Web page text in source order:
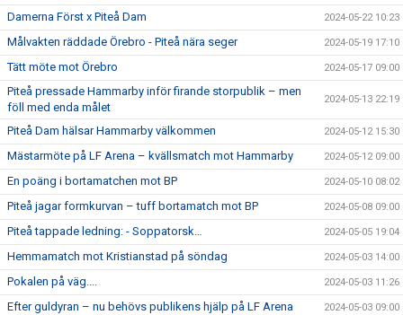
Damerna Först x Piteå Dam 2024-05-22 10:23
Målvakten räddade Örebro - Piteå nära seger 2024-05-19 17:10
Tätt möte mot Örebro 2024-05-17 09:00
Piteå pressade Hammarby inför firande storpublik – men
föll med enda målet
2024-05-13 22:19
Piteå Dam hälsar Hammarby välkommen 2024-05-12 15:30
Mästarmöte på LF Arena – kvällsmatch mot Hammarby 2024-05-12 09:00
En poäng i bortamatchen mot BP 2024-05-10 08:02
Piteå jagar formkurvan – tuff bortamatch mot BP 2024-05-08 09:00
Piteå tappade ledning: - Soppatorsk… 2024-05-05 19:04
Hemmamatch mot Kristianstad på söndag 2024-05-03 14:00
Pokalen på väg.... 2024-05-03 11:26
Efter guldyran – nu behövs publikens hjälp på LF Arena 2024-05-03 09:00